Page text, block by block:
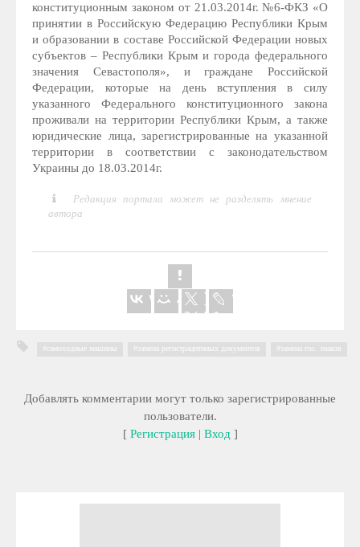
конституционным законом от 21.03.2014г. №6-ФКЗ «О
принятии в Российскую Федерацию Республики Крым
и образовании в составе Российской Федерации новых
субъектов – Республики Крым и города федерального
значения Севастополя», и граждане Российской
Федерации, которые на день вступления в силу
указанного Федерального конституционного закона
проживали на территории Республики Крым, а также
юридические лица, зарегистрированные на указанной
территории в соответствии с законодательством
Украины до 18.03.2014г.
Редакция портала может не разделять мнение
автора
самоходные машины замена регистрацитнных документов замена гос. знаков
Добавлять комментарии могут только зарегистрированные
пользователи.
[ Регистрация| Вход]